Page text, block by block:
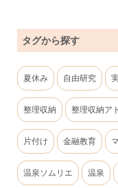
タグから探す
夏休み 自由研究
整理収納 整理収納ア
片付け 金融教育
温泉ソムリエ 温泉